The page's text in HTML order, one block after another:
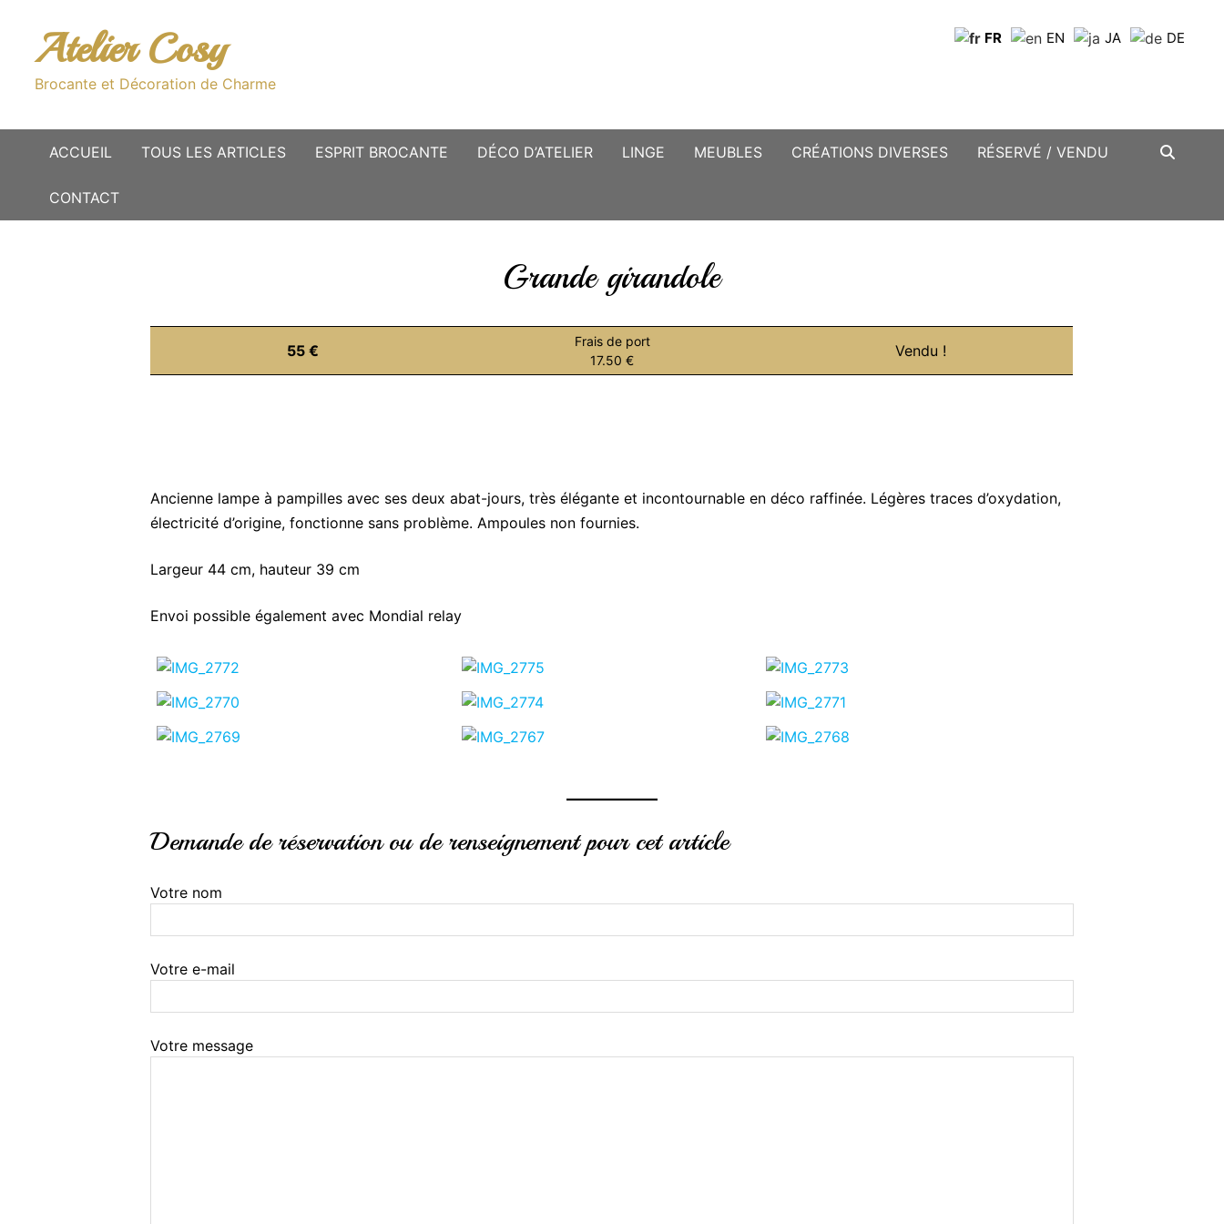
contenuAtelier Cosy
Brocante et Décoration de Charme
FR EN JA DE
ACCUEIL TOUS LES ARTICLES ESPRIT BROCANTE DÉCO D’ATELIER LINGE MEUBLES CRÉATIONS DIVERSES RÉSERVÉ / VENDU
CONTACT
Grande girandole
55 €
Frais de port
17.50 €
Vendu !
Ancienne lampe à pampilles avec ses deux abat-jours, très élégante et incontournable en déco raffinée. Légères traces d’oxydation,
électricité d’origine, fonctionne sans problème. Ampoules non fournies.
Largeur 44 cm, hauteur 39 cm
Envoi possible également avec Mondial relay
Demande de réservation ou de renseignement pour cet article
Votre nom
Votre e-mail
Votre message